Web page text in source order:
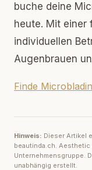
buche deine
heute. Mit einer
individuellen
Augenbrauen
Finde
Hinweis: Dieser Artikel
beautinda.ch.
Unternehmensgruppe.
unabhängig erstellt.